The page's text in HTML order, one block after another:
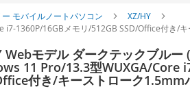
モバイルノートパソコン
XZ/HY
1360P/16GBメモリ/512GB SSD/Office付き/
Webモデル ダークテックブルー
11 Pro/13.3型WUXGA/Core
付き/キーストローク1.5mm